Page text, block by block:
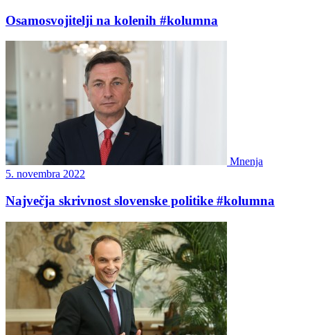
Osamosvojitelji na kolenih #kolumna
Mnenja
5. novembra 2022
Največja skrivnost slovenske politike #kolumna